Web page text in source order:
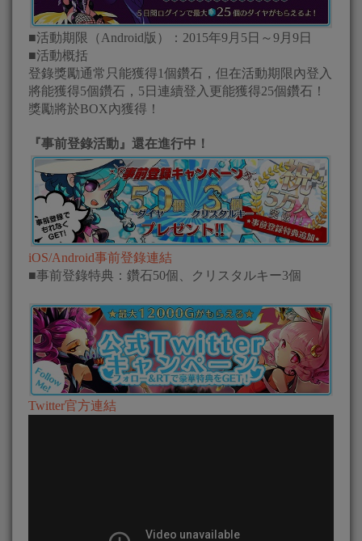
■活動期限（Android版）：2015年9月5日～9月9日
■活動概括
登錄獎勵通常只能獲得1個鑽石，但在活動期限內登入
將能獲得5個鑽石，5日連續登入更能獲得25個鑽石！
獎勵將於BOX內獲得！
『事前登錄活動』還在進行中！
iOS/Android事前登錄連結
■事前登錄特典：鑽石50個、クリスタルキー3個
Twitter官方連結